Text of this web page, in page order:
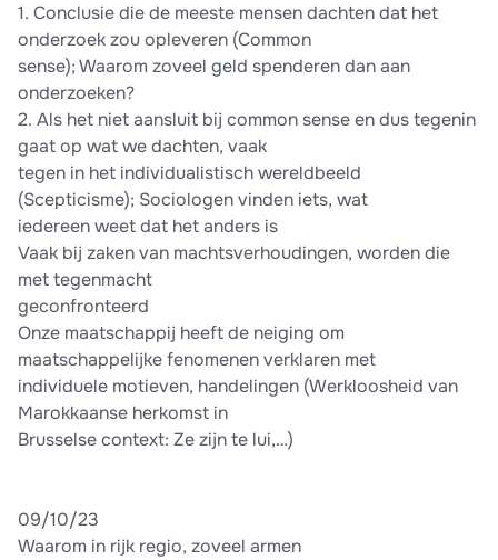
1. Conclusie die de meeste mensen dachten dat het
onderzoek zou opleveren (Common
sense); Waarom zoveel geld spenderen dan aan
onderzoeken?
2. Als het niet aansluit bij common sense en dus tegenin
gaat op wat we dachten, vaak
tegen in het individualistisch wereldbeeld
(Scepticisme); Sociologen vinden iets, wat
iedereen weet dat het anders is
Vaak bij zaken van machtsverhoudingen, worden die
met tegenmacht
geconfronteerd
Onze maatschappij heeft de neiging om
maatschappelijke fenomenen verklaren met
individuele motieven, handelingen (Werkloosheid van
Marokkaanse herkomst in
Brusselse context: Ze zijn te lui,…)
09/10/23
Waarom in rijk regio, zoveel armen